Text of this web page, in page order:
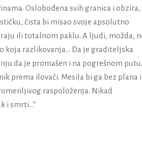
Oslobođena svih granica i obzira,
čista bi misao svoje apsolutno
ili totalnom paklu. A ljudi, možda,
koja razlikovanja… Da je graditeljska
da je promašen i na pogrešnom putu.
prema ilovači. Mesila bi ga bez plana i
raspoloženja. Nikad
i smrti…’’